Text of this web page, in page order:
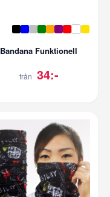
Bandana Funktionell
från 34:-